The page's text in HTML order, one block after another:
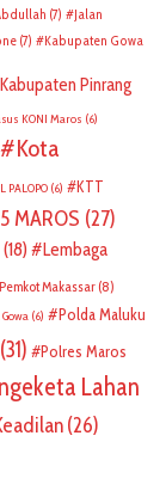
(7)
Jalan
(7) Kabupaten Gowa
Kabupaten Pinrang
KONI Maros (6)
Kota
PALOPO (6)
KTT
MAROS (27)
(18)
Lembaga
Pemkot Makassar (8)
(6)
Polda Maluku
(31)
Polres Maros
Lahan
(26)